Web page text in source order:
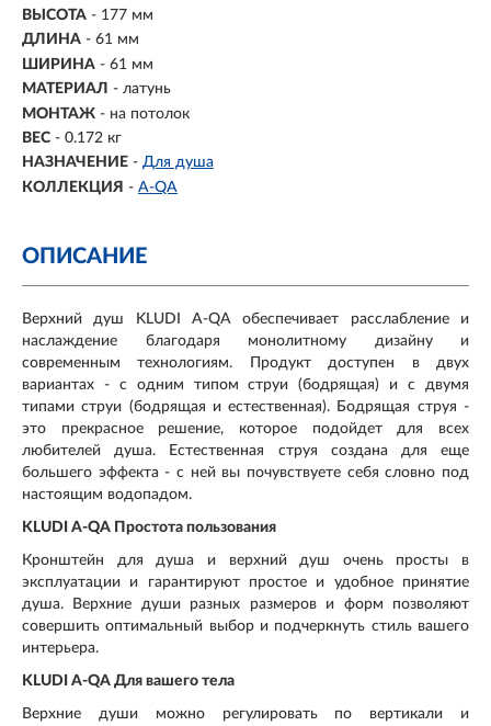
ВЫСОТА - 177 мм
ДЛИНА - 61 мм
ШИРИНА - 61 мм
МАТЕРИАЛ - латунь
МОНТАЖ - на потолок
ВЕС - 0.172 кг
НАЗНАЧЕНИЕ - Для душа
КОЛЛЕКЦИЯ - A-QA
ОПИСАНИЕ
Верхний душ KLUDI A-QA обеспечивает расслабление и
наслаждение благодаря монолитному дизайну и
современным технологиям. Продукт доступен в двух
вариантах - с одним типом струи (бодрящая) и с двумя
типами струи (бодрящая и естественная). Бодрящая струя -
это прекрасное решение, которое подойдет для всех
любителей душа. Естественная струя создана для еще
большего эффекта - с ней вы почувствуете себя словно под
настоящим водопадом.
KLUDI A-QA Простота пользования
Кронштейн для душа и верхний душ очень просты в
эксплуатации и гарантируют простое и удобное принятие
душа. Верхние души разных размеров и форм позволяют
совершить оптимальный выбор и подчеркнуть стиль вашего
интерьера.
KLUDI A-QA Для вашего тела
Верхние души можно регулировать по вертикали и